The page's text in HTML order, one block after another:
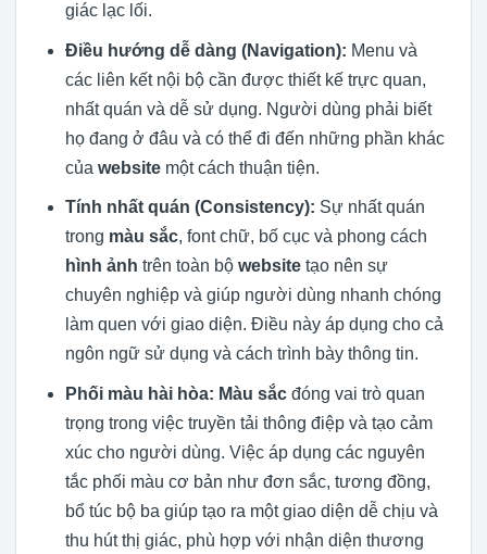
giác lạc lối.
Điều hướng dễ dàng (Navigation): Menu và
các liên kết nội bộ cần được thiết kế trực quan,
nhất quán và dễ sử dụng. Người dùng phải biết
họ đang ở đâu và có thể đi đến những phần khác
của websitemột cách thuận tiện.
Tính nhất quán (Consistency): Sự nhất quán
trong màu sắc, font chữ, bố cục và phong cách
hình ảnh trên toàn bộ websitetạo nên sự
chuyên nghiệp và giúp người dùng nhanh chóng
làm quen với giao diện. Điều này áp dụng cho cả
ngôn ngữ sử dụng và cách trình bày thông tin.
Phối màu hài hòa: Màu sắcđóng vai trò quan
trọng trong việc truyền tải thông điệp và tạo cảm
xúc cho người dùng. Việc áp dụng các nguyên
tắc phối màu cơ bản như đơn sắc, tương đồng,
bổ túc bộ ba giúp tạo ra một giao diện dễ chịu và
thu hút thị giác, phù hợp với nhận diện thương